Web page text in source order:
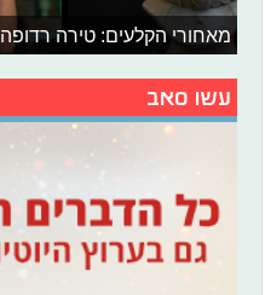
מאחורי הקלעים: טירה רדופה
עשו סאב